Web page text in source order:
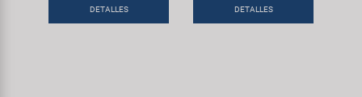
DETALLES DETALLES